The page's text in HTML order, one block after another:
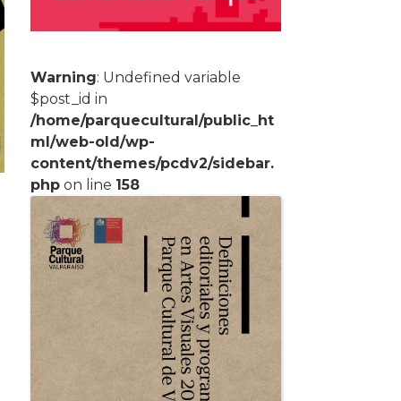
Warning: Undefined variable
$post_id in
/home/parquecultural/public_ht
ml/web-old/wp-
content/themes/pcdv2/sidebar.
php on line 158